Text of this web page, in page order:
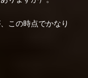
この時点でかなり